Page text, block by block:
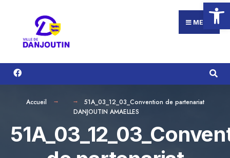
Ouvrir
contenu
MENU
Accueil
51A_03_12_03_Convention de partenariat
DANJOUTIN AMAELLES
for: